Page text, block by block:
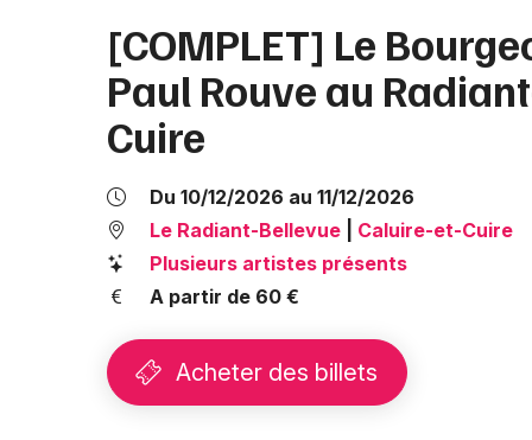
[COMPLET] Le
Paul Rouve au
Cuire
Du 10/12/2026 au 11/12/2026
Le Radiant-Bellevue
Caluire-et-Cuire
Plusieurs artistes présents
A partir de 60 €
Acheter des billets